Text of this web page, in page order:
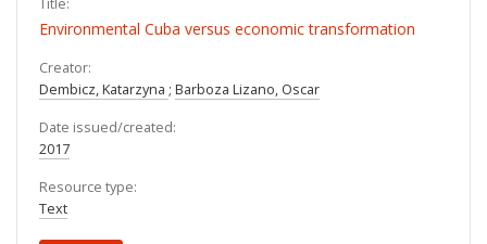
Title:
Environmental Cuba versus economic transformation
Creator:
Dembicz, Katarzyna ; Barboza Lizano, Oscar
Date issued/created:
2017
Resource type:
Text